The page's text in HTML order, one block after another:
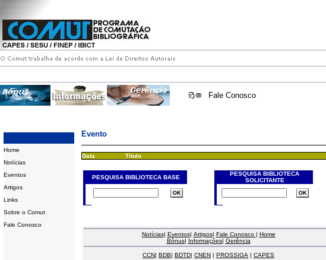
Fale Conosco
Home
Notícias
Eventos
Artigos
Links
Sobre o Comut
Fale Conosco
Evento
Data Título
PESQUISA BIBLIOTECA BASE
PESQUISA BIBLIOTECA
SOLICITANTE
Notícias| Eventos| Artigos| Fale Conosco | Home
Bônus| Informações| Gerência
CCN| BDB| BDTD| CNEN | PROSSIGA | CAPES